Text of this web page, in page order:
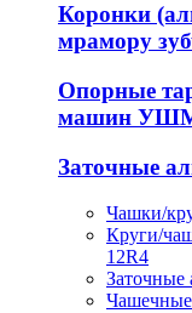
Коронки
мрамору
Опорные
машин УШМ
Заточные
Чашки/
Круги/
12R4
Заточные
Чашечные